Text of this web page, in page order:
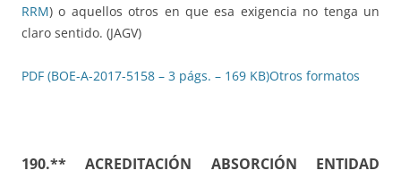
RRM) o aquellos otros en que esa exigencia no tenga un
claro sentido. (JAGV)
PDF (BOE-A-2017-5158 – 3 págs. – 169 KB)Otros formatos
190.** ACREDITACIÓN ABSORCIÓN ENTIDAD